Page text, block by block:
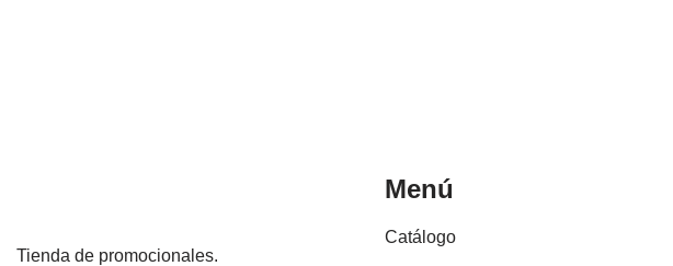
Tienda de promocionales.
Menú
Catálogo